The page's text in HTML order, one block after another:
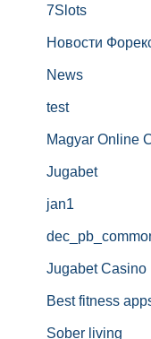
7Slots
Новости
News
test
Magyar Online
Jugabet
jan1
Jugabet Casino
Best fitness
Sober living